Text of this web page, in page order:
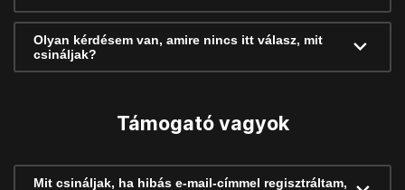
Olyan kérdésem van, amire nincs itt válasz, mit
csináljak?
Támogató vagyok
Mit csináljak, ha hibás e-mail-címmel regisztráltam,